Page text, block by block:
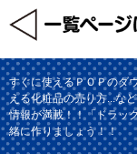
すぐに使えるＰＯＰのダ
える化粧品の売り方...な
情報が満載！！「ドラッ
緒に作りましょう！！